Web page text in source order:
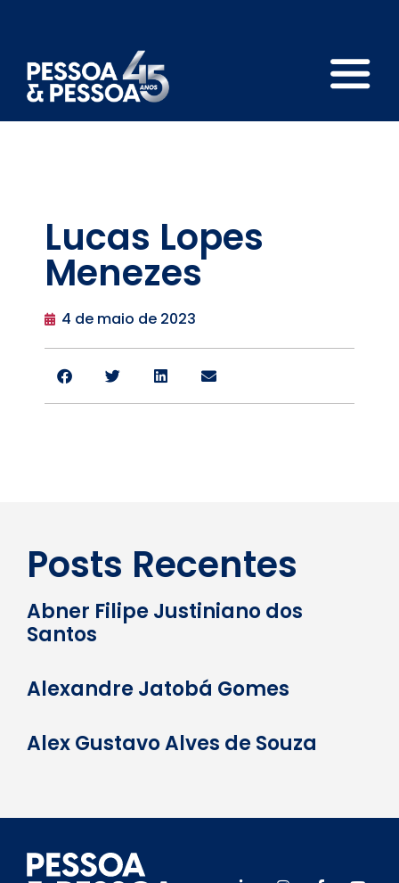
Lucas Lopes
Menezes
4 de maio de 2023
Posts Recentes
Abner Filipe Justiniano dos
Santos
Alexandre Jatobá Gomes
Alex Gustavo Alves de Souza